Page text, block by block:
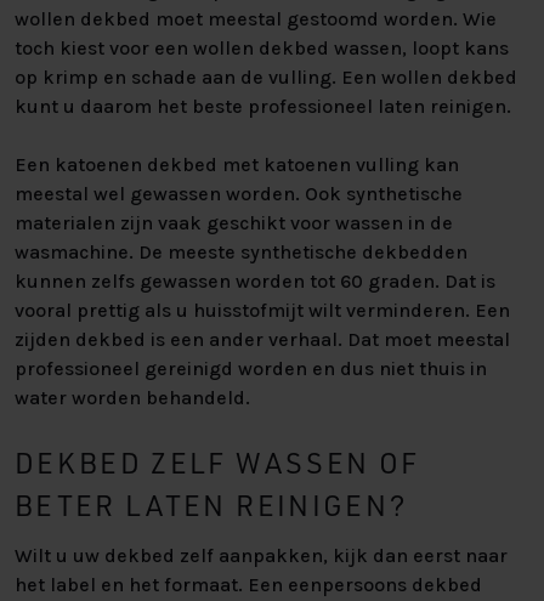
wollen dekbed moet meestal gestoomd worden. Wie
toch kiest voor een wollen dekbed wassen, loopt kans
op krimp en schade aan de vulling. Een wollen dekbed
kunt u daarom het beste professioneel laten reinigen.
Een katoenen dekbed met katoenen vulling kan
meestal wel gewassen worden. Ook synthetische
materialen zijn vaak geschikt voor wassen in de
wasmachine. De meeste synthetische dekbedden
kunnen zelfs gewassen worden tot 60 graden. Dat is
vooral prettig als u huisstofmijt wilt verminderen. Een
zijden dekbed is een ander verhaal. Dat moet meestal
professioneel gereinigd worden en dus niet thuis in
water worden behandeld.
DEKBED ZELF WASSEN OF
BETER LATEN REINIGEN?
Wilt u uw dekbed zelf aanpakken, kijk dan eerst naar
het label en het formaat. Een eenpersoons dekbed